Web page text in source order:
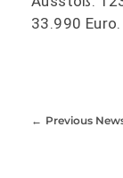
33.990 Euro.
Previous